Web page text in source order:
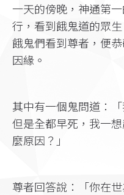
一天的傍晚，神通第
行，看到餓鬼道的眾
餓鬼們看到尊者，便
因緣。
其中有一個鬼問道：
但是全都早死，我一
麼原因？」
尊者回答說：「你在